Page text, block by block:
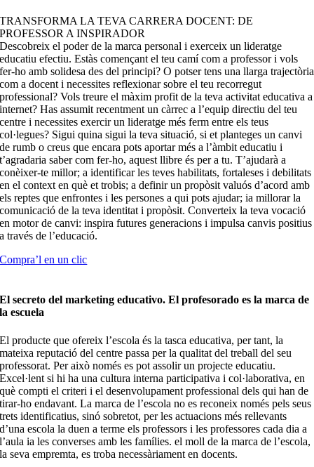
TRANSFORMA LA TEVA CARRERA DOCENT: DE
PROFESSOR A INSPIRADOR
Descobreix el poder de la marca personal i exerceix un lideratge
educatiu efectiu. Estàs començant el teu camí com a professor i vols
fer-ho amb solidesa des del principi? O potser tens una llarga trajectòria
com a docent i necessites reflexionar sobre el teu recorregut
professional? Vols treure el màxim profit de la teva activitat educativa a
internet? Has assumit recentment un càrrec a l’equip directiu del teu
centre i necessites exercir un lideratge més ferm entre els teus
col·legues? Sigui quina sigui la teva situació, si et planteges un canvi
de rumb o creus que encara pots aportar més a l’àmbit educatiu i
t’agradaria saber com fer-ho, aquest llibre és per a tu. T’ajudarà a
conèixer-te millor; a identificar les teves habilitats, fortaleses i debilitats
en el context en què et trobis; a definir un propòsit valuós d’acord amb
els reptes que enfrontes i les persones a qui pots ajudar; ia millorar la
comunicació de la teva identitat i propòsit. Converteix la teva vocació
en motor de canvi: inspira futures generacions i impulsa canvis positius
a través de l’educació.
Compra’l en un clic
El secreto del marketing educativo. El profesorado es la marca de
la escuela
El producte que ofereix l’escola és la tasca educativa, per tant, la
mateixa reputació del centre passa per la qualitat del treball del seu
professorat. Per això només es pot assolir un projecte educatiu.
Excel·lent si hi ha una cultura interna participativa i col·laborativa, en
què compti el criteri i el desenvolupament professional dels qui han de
tirar-ho endavant. La marca de l’escola no es reconeix només pels seus
trets identificatius, sinó sobretot, per les actuacions més rellevants
d’una escola la duen a terme els professors i les professores cada dia a
l’aula ia les converses amb les famílies. el moll de la marca de l’escola,
la seva empremta, es troba necessàriament en docents.